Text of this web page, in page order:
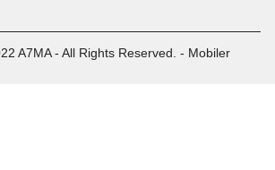
A7MA - All Rights Reserved. - Mobiler